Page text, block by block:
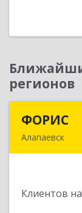
регионов
ФОРИС
Алапаевск
Клиентов